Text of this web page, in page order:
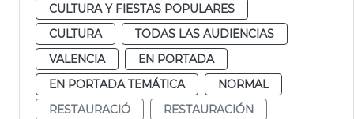
CULTURA Y FIESTAS POPULARES
CULTURA
TODAS LAS AUDIENCIAS
VALENCIA
EN PORTADA
EN PORTADA TEMÁTICA
NORMAL
RESTAURACIÓ
RESTAURACIÓN